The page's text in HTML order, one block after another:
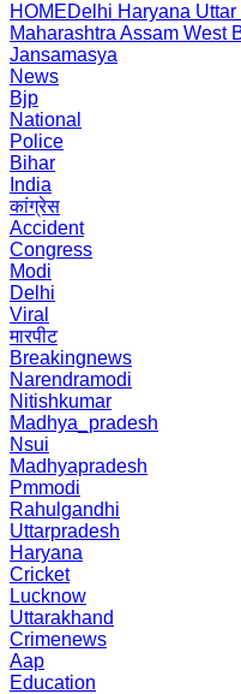
HOMEDelhi Haryana Uttar
Maharashtra Assam West
Jansamasya
News
Bjp
National
Police
Bihar
India
कांग्रेस
Accident
Congress
Modi
Delhi
Viral
मारपीट
Breakingnews
Narendramodi
Nitishkumar
Madhya_pradesh
Nsui
Madhyapradesh
Pmmodi
Rahulgandhi
Uttarpradesh
Haryana
Cricket
Lucknow
Uttarakhand
Crimenews
Aap
Education